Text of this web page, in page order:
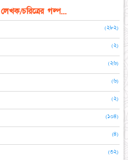
চরিত্রের গল্প...
(২৮২)
(২)
(২৬)
(৬)
(২)
(১০৪)
(৪)
(৩২)